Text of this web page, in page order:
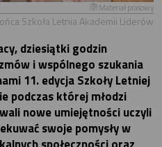
Materiał prasowy
Szkoła Letnia Akademii Liderów
dziesiątki godzin
i wspólnego szukania
11. edycja Szkoły Letniej
podczas której młodzi
nowe umiejętności uczyli
swoje pomysły w